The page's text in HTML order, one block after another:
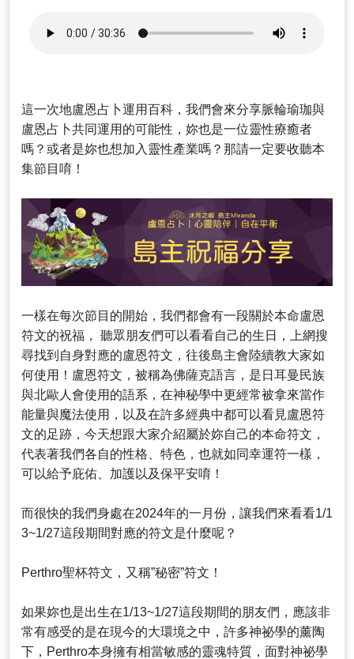
這一次地盧恩占卜運用百科，我們會來分享脈輪瑜珈與
盧恩占卜共同運用的可能性，妳也是一位靈性療癒者
嗎？或者是妳也想加入靈性產業嗎？那請一定要收聽本
集節目唷！
一樣在每次節目的開始，我們都會有一段關於本命盧恩
符文的祝福， 聽眾朋友們可以看看自己的生日，上網搜
尋找到自身對應的盧恩符文，往後島主會陸續教大家如
何使用！盧恩符文，被稱為佛薩克語言，是日耳曼民族
與北歐人會使用的語系，在神秘學中更經常被拿來當作
能量與魔法使用，以及在許多經典中都可以看見盧恩符
文的足跡，今天想跟大家介紹屬於妳自己的本命符文，
代表著我們各自的性格、特色，也就如同幸運符一樣，
可以給予庇佑、加護以及保平安唷！
而很快的我們身處在2024年的一月份，讓我們來看看1/1
3~1/27這段期間對應的符文是什麼呢？
Perthro聖杯符文，又稱”秘密”符文！
如果妳也是出生在1/13~1/27這段期間的朋友們，應該非
常有感受的是在現今的大環境之中，許多神祕學的薰陶
下，Perthro本身擁有相當敏感的靈魂特質，面對神祕學